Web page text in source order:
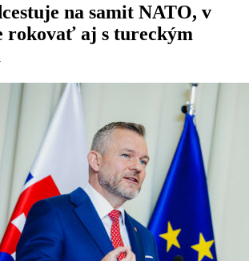
na samit NATO, v
rokovať aj s tureckým